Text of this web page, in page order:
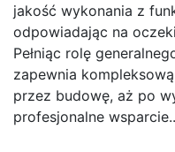
jakość wykonania z
odpowiadając na
Pełniąc rolę
zapewnia
przez budowę, aż po
profesjonalne